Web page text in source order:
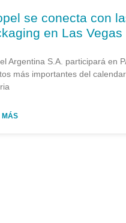
se conecta con
en Las Vegas
Argentina S.A. participará en
más importantes del
MÁS